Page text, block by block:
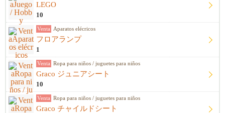
LEGO
10
Venta Aparatos elécricos
フロアランプ
1
Venta Ropa para niños / juguetes para niños
Graco ジュニアシート
10
Venta Ropa para niños / juguetes para niños
Graco チャイルドシート